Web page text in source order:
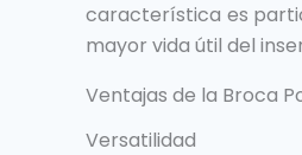
característica es
mayor vida útil del
Ventajas de la Broca
Versatilidad